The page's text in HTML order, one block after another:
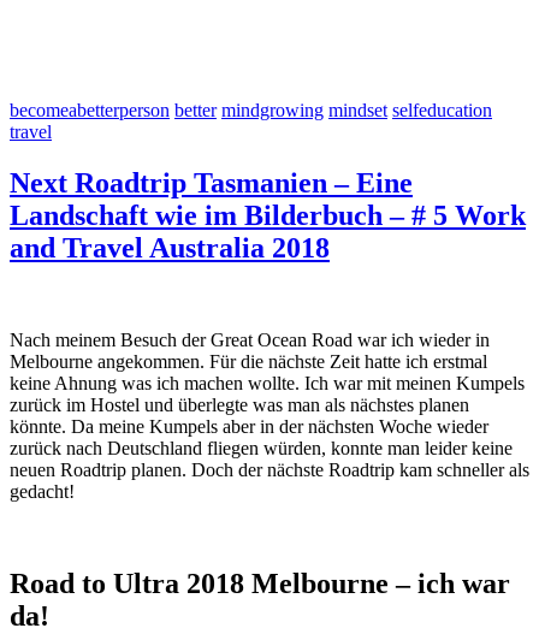
becomeabetterperson better mindgrowing mindset selfeducation
travel
Next Roadtrip Tasmanien – Eine
Landschaft wie im Bilderbuch – # 5 Work
and Travel Australia 2018
Nach meinem Besuch der Great Ocean Road war ich wieder in
Melbourne angekommen. Für die nächste Zeit hatte ich erstmal
keine Ahnung was ich machen wollte. Ich war mit meinen Kumpels
zurück im Hostel und überlegte was man als nächstes planen
könnte. Da meine Kumpels aber in der nächsten Woche wieder
zurück nach Deutschland fliegen würden, konnte man leider keine
neuen Roadtrip planen. Doch der nächste Roadtrip kam schneller als
gedacht!
Road to Ultra 2018 Melbourne – ich war
da!